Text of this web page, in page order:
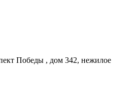
Победы , дом 342, нежилое